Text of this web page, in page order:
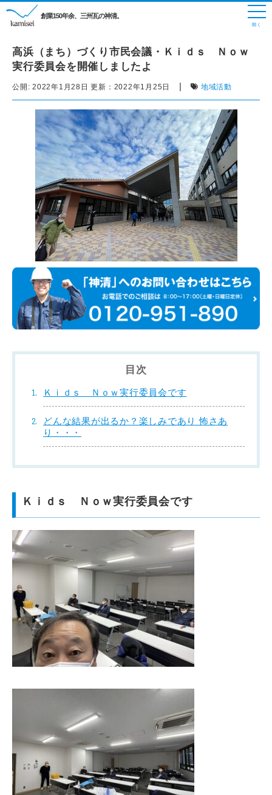
創業150年余、三州瓦の神清。
高浜（まち）づくり市民会議・Ｋｉｄｓ Ｎｏｗ
実行委員会を開催しましたよ
公開: 2022年1月28日 更新： 2022年1月25日 | 地域活動
目次
Ｋｉｄｓ Ｎｏｗ実行委員会です
どんな結果が出るか？楽しみであり 怖さあ
り・・・
Ｋｉｄｓ Ｎｏｗ実行委員会です